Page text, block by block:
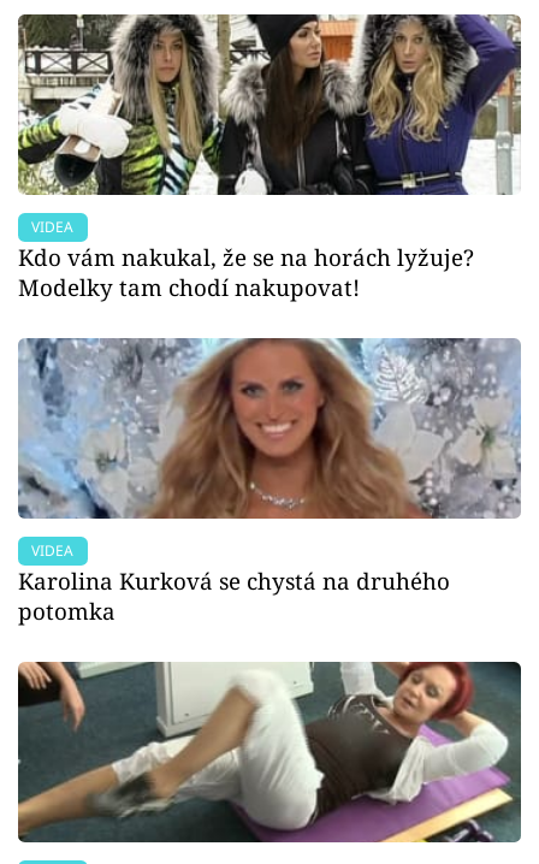
VIDEA
Kdo vám nakukal, že se na horách lyžuje?
Modelky tam chodí nakupovat!
VIDEA
Karolina Kurková se chystá na druhého
potomka